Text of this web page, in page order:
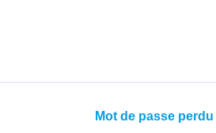
Mot de passe perdu